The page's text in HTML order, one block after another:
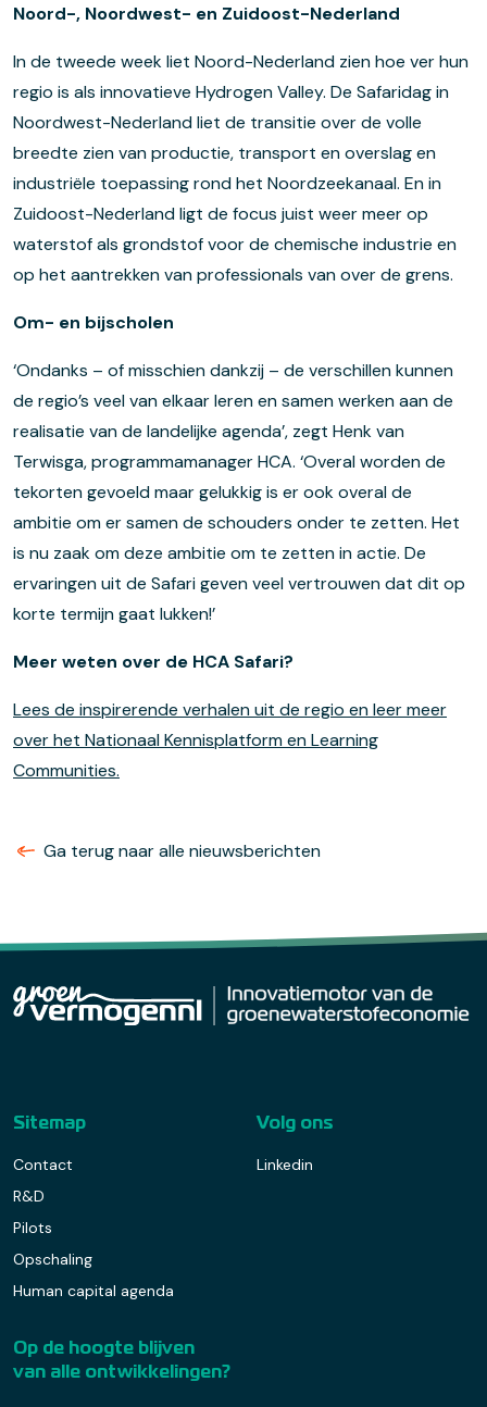
Noord-, Noordwest- en Zuidoost-Nederland
In de tweede week liet Noord-Nederland zien hoe ver hun
regio is als innovatieve Hydrogen Valley. De Safaridag in
Noordwest-Nederland liet de transitie over de volle
breedte zien van productie, transport en overslag en
industriële toepassing rond het Noordzeekanaal. En in
Zuidoost-Nederland ligt de focus juist weer meer op
waterstof als grondstof voor de chemische industrie en
op het aantrekken van professionals van over de grens.
Om- en bijscholen
‘Ondanks – of misschien dankzij – de verschillen kunnen
de regio’s veel van elkaar leren en samen werken aan de
realisatie van de landelijke agenda’, zegt Henk van
Terwisga, programmamanager HCA. ‘Overal worden de
tekorten gevoeld maar gelukkig is er ook overal de
ambitie om er samen de schouders onder te zetten. Het
is nu zaak om deze ambitie om te zetten in actie. De
ervaringen uit de Safari geven veel vertrouwen dat dit op
korte termijn gaat lukken!’
Meer weten over de HCA Safari?
Lees de inspirerende verhalen uit de regio en leer meer
over het Nationaal Kennisplatform en Learning
Communities.
Ga terug naar alle nieuwsberichten
Sitemap
Contact
R&D
Pilots
Opschaling
Human capital agenda
Volg ons
Linkedin
Op de hoogte blijven
van alle ontwikkelingen?